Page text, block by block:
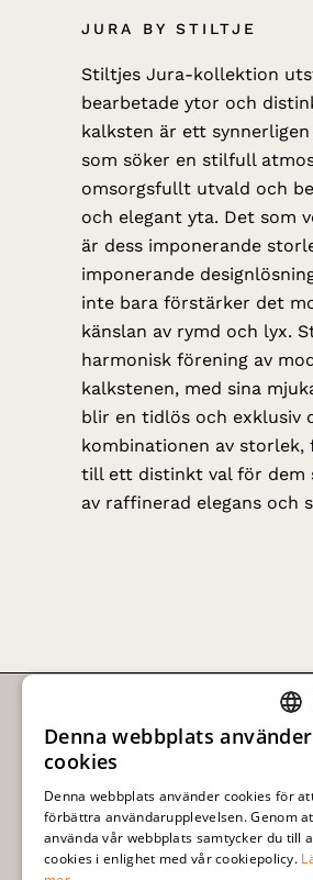
JURA BY STILTJE
Stiltjes Jura-kollektion
bearbetade ytor och
kalksten är ett
som söker en stilfull
omsorgsfullt utvald och
och elegant yta. Det som
är dess imponerande
imponerande
inte bara förstärker det
känslan av rymd och lyx.
harmonisk förening av
kalkstenen, med sina
blir en tidlös och exklusiv
kombinationen av
till ett distinkt val för dem
av raffinerad elegans och
Upptäck vårt unika sortiment
cementgolv, kakel, mosaik,
Denna webbplats använder
cookies
Denna webbplats använder cookies för
förbättra användarupplevelsen. Genom
använda vår webbplats samtycker du till
cookies i enlighet med vår cookiepolicy.